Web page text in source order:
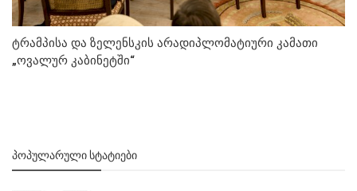
ტრამპისა და ზელენსკის არადიპლომატიური კამათი
„ოვალურ კაბინეტში“
ᲞᲝᲞᲣᲚᲐᲠᲣᲚᲘ ᲡᲢᲐᲢᲘᲔᲑᲘ